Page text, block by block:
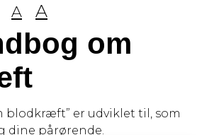
A A
om
blodkræft” er udviklet til, som
dine pårørende.